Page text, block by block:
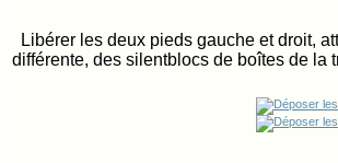
Libérer les deux pieds gauche et droit,
différente, des silentblocs de boîtes de la